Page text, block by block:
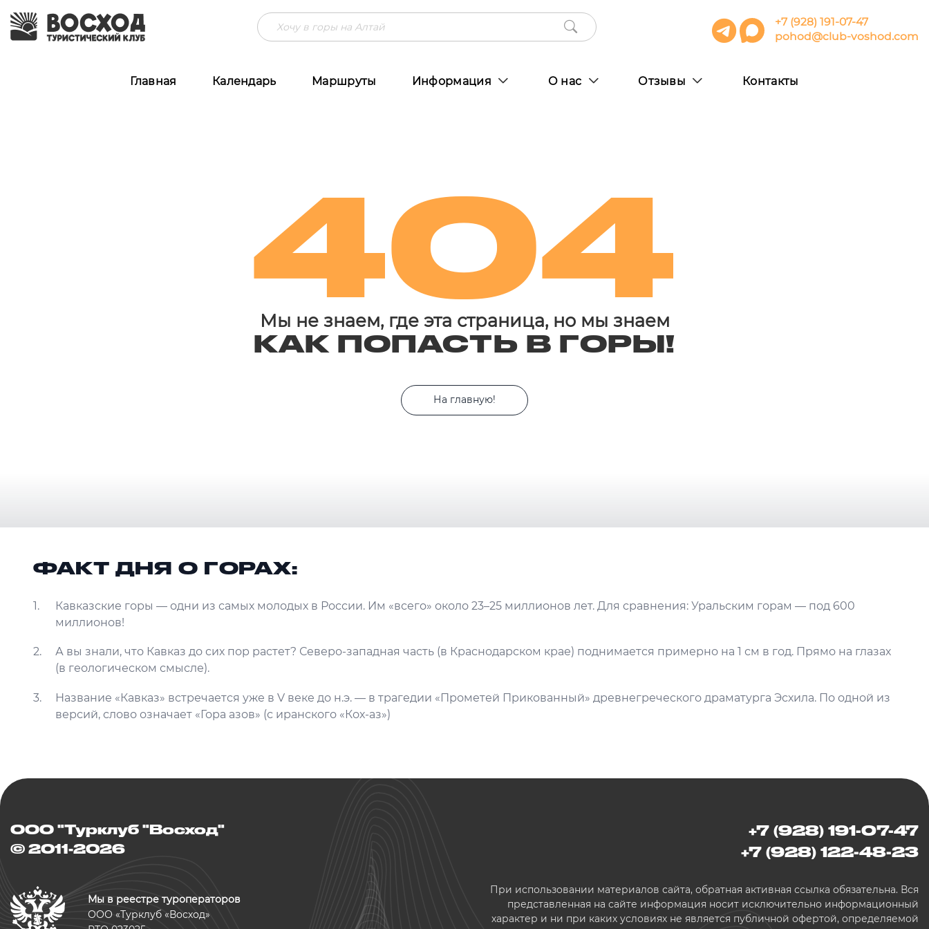
+7 (928) 191-07-47
pohod@club-voshod.com
Главная Календарь Маршруты Информация О нас Отзывы Контакты
404
Мы не знаем, где эта страница, но мы знаем
КАК ПОПАСТЬ В ГОРЫ!
На главную!
ФАКТ ДНЯ О ГОРАХ:
Кавказские горы — одни из самых молодых в России. Им «всего» около 23–25 миллионов лет. Для сравнения: Уральским горам — под 600
миллионов!
А вы знали, что Кавказ до сих пор растет? Северо-западная часть (в Краснодарском крае) поднимается примерно на 1 см в год. Прямо на глазах
(в геологическом смысле).
Название «Кавказ» встречается уже в V веке до н.э. — в трагедии «Прометей Прикованный» древнегреческого драматурга Эсхила. По одной из
версий, слово означает «Гора азов» (с иранского «Кох-аз»)
ООО "Турклуб "Восход"
© 2011-2026
Мы в реестре туроператоров
ООО «Турклуб «Восход»
+7 (928) 191-07-47
+7 (928) 122-48-23
При использовании материалов сайта, обратная активная ссылка обязательна. Вся
представленная на сайте информация носит исключительно информационный
характер и ни при каких условиях не является публичной офертой, определяемой